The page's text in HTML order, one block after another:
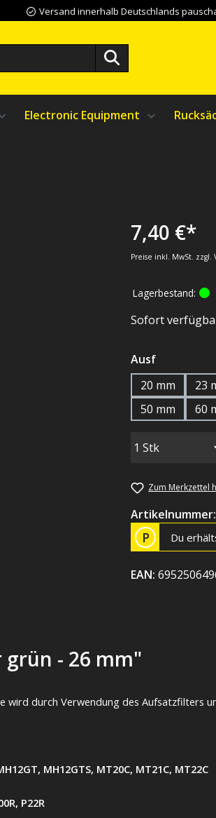
Versand innerhalb Deutschlands
Electronic Equipment
7,40 €*
Preise inkl. MwSt. zzgl.
Lagerbestand:
Sofort
Ausfauswählen
20 mm
23
50 mm
60
Zum Merkzettel
Artikelnummer:
P Du
EAN:
- 26 mm"
durch Verwendung des Aufsatzfilters
MH12GTS, MT20C, MT21C, MT22C
P22R